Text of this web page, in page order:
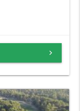
keyboard_arrow_right